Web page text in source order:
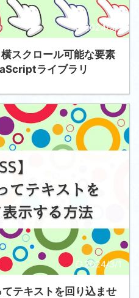
2024/3/1
スクロール可能な要素
ライブラリ
2024/3/1
てテキストを回り込ませ